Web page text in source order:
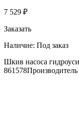
7 529 ₽
Заказать
Наличие: Под заказ
Шкив насоса
861578Производитель